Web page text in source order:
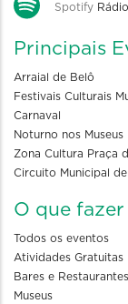
Spotify
Principais
Arraial de Belô
Festivais Culturais
Carnaval
Noturno nos Museus
Zona Cultura Praça
Circuito Municipal
O que fazer
Todos os eventos
Atividades Gratuitas
Bares e Restaurantes
Museus